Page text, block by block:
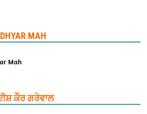
MAH
ਕੌਰ ਗਰੇਵਾਲ